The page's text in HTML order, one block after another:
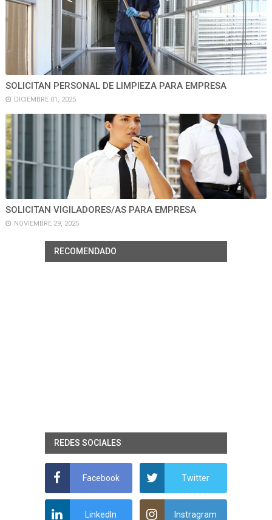
SOLICITAN PERSONAL DE LIMPIEZA PARA EMPRESA
DICIEMBRE 01, 2025
SOLICITAN VIGILADORES/AS PARA EMPRESA
NOVIEMBRE 29, 2025
RECOMENDADO
REDES SOCIALES
Facebook Twitter
LinkedIn Instragram